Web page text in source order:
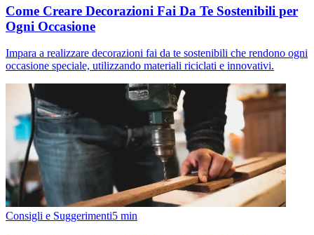
Come Creare Decorazioni Fai Da Te Sostenibili per
Ogni Occasione
Impara a realizzare decorazioni fai da te sostenibili che rendono ogni
occasione speciale, utilizzando materiali riciclati e innovativi.
Consigli e Suggerimenti5 min